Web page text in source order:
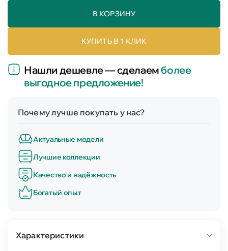
В КОРЗИНУ
КУПИТЬ В 1 КЛИК
Нашли дешевле — сделаемболее
выгодное предложение!
Почему лучше покупать у нас?
Актуальные модели
Лучшие коллекции
Качество и надёжность
Богатый опыт
Характеристики